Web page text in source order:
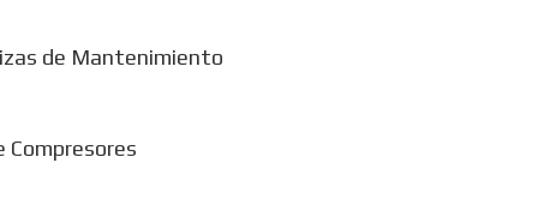
de Mantenimiento
Compresores